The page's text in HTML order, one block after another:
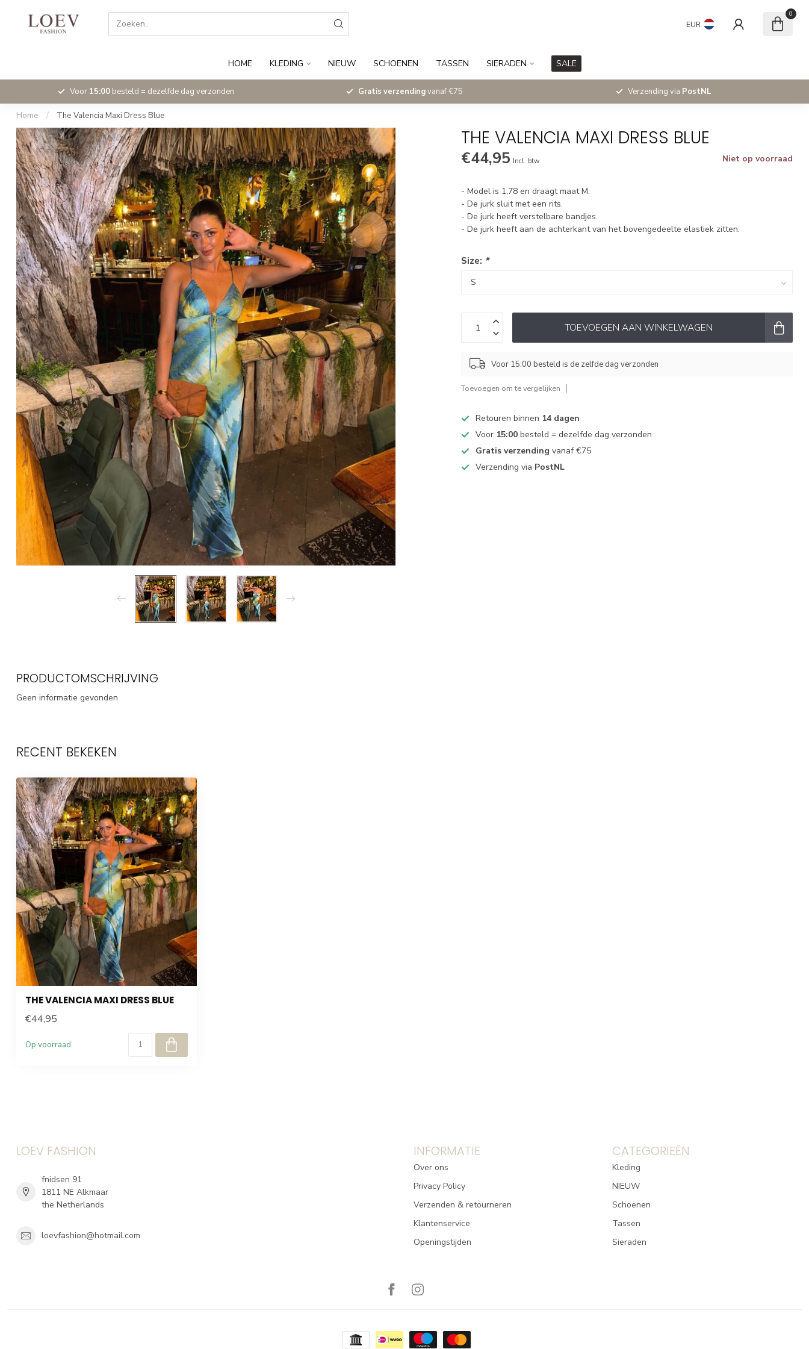
EUR
0
HOME KLEDING NIEUW SCHOENEN TASSEN SIERADEN SALE
Voor 15:00besteld = dezelfde dag verzonden Gratis verzendingvanaf €75 Verzending via PostNL
Home / The Valencia Maxi Dress Blue
THE VALENCIA MAXI DRESS BLUE
€44,95 Incl. btw Niet op voorraad
- Model is 1,78 en draagt maat M.
- De jurk sluit met een rits.
- De jurk heeft verstelbare bandjes.
- De jurk heeft aan de achterkant van het bovengedeelte elastiek zitten.
Size: *
TOEVOEGEN AAN WINKELWAGEN
Voor 15:00 besteld is de zelfde dag verzonden
Toevoegen om te vergelijken
Retouren binnen 14 dagen
Voor 15:00 besteld = dezelfde dag verzonden
Gratis verzending vanaf €75
Verzending via PostNL
PRODUCTOMSCHRIJVING
Geen informatie gevonden
RECENT BEKEKEN
THE VALENCIA MAXI DRESS BLUE
€44,95
Op voorraad
LOEV FASHION
fnidsen 91
1811 NE Alkmaar
the Netherlands
loevfashion@hotmail.com
INFORMATIE
Over ons
Privacy Policy
Verzenden & retourneren
Klantenservice
Openingstijden
CATEGORIEËN
Kleding
NIEUW
Schoenen
Tassen
Sieraden